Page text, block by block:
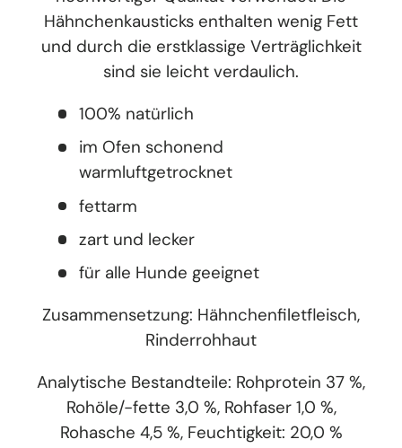
Hähnchenkausticks enthalten wenig Fett
und durch die erstklassige Verträglichkeit
sind sie leicht verdaulich.
100% natürlich
im Ofen schonend
warmluftgetrocknet
fettarm
zart und lecker
für alle Hunde geeignet
Zusammensetzung: Hähnchenfiletfleisch,
Rinderrohhaut
Analytische Bestandteile: Rohprotein 37 %,
Rohöle/-fette 3,0 %, Rohfaser 1,0 %,
Rohasche 4,5 %, Feuchtigkeit: 20,0 %